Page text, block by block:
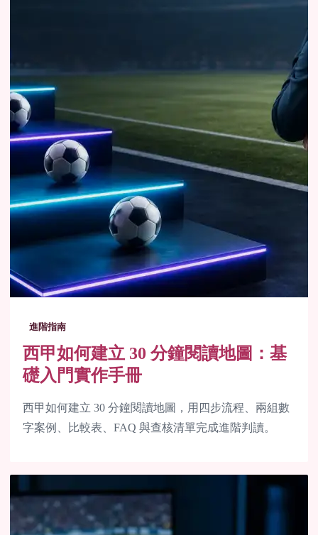
進階指南
西甲如何建立 30 分鐘閱讀地圖：基
礎入門實作手冊
西甲如何建立 30 分鐘閱讀地圖，用四步流程、兩組數
字案例、比較表、FAQ 與查核清單完成進階判讀。